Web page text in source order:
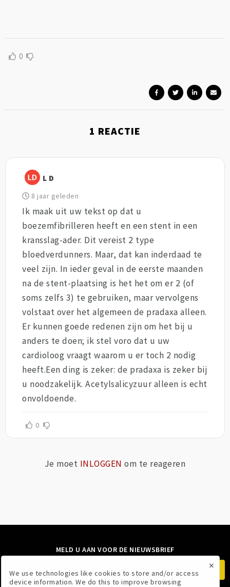
0
1 REACTIE
L D
8 jaar geleden
Ik maak uit uw tekst op dat u
boezemfibrilleren heeft en een stent in een
kransslag-ader. Dit vereist 2 type
bloedverdunners. Maar, dat kan inderdaad te
veel zijn. In ieder geval in de eerste maanden
na de stent-plaatsing is het het om er 2 (of
soms zelfs 3) te gebruiken, maar vervolgens
volstaat over het algemeen de pradaxa alleen.
Er kunnen goede redenen zijn om het bij u
anders te doen; ik stel voro dat u uw
cardioloog vraagt waarom u er toch 2 nodig
heeft.Een ding is zeker: de pradaxa is zeker bij
u noodzakelijk. Acetylsalicyzuur alleen is echt
onvoldoende.
0
Je moet INLOGGEN om te reageren
MELD U AAN VOOR DE NIEUWSBRIEF
×
We use technologies like cookies to store and/or access
device information. We do this to improve browsing